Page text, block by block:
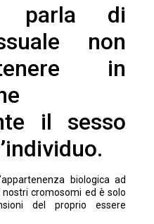
parla di
non
in
il sesso
biologica ad
cromosomi ed è solo
del proprio essere